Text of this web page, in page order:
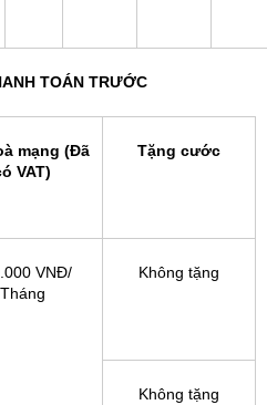
TOÁN TRƯỚC
mạng (Đã
VAT)
Tặng cước
VNĐ/
Tháng
Không tặng
Không tặng